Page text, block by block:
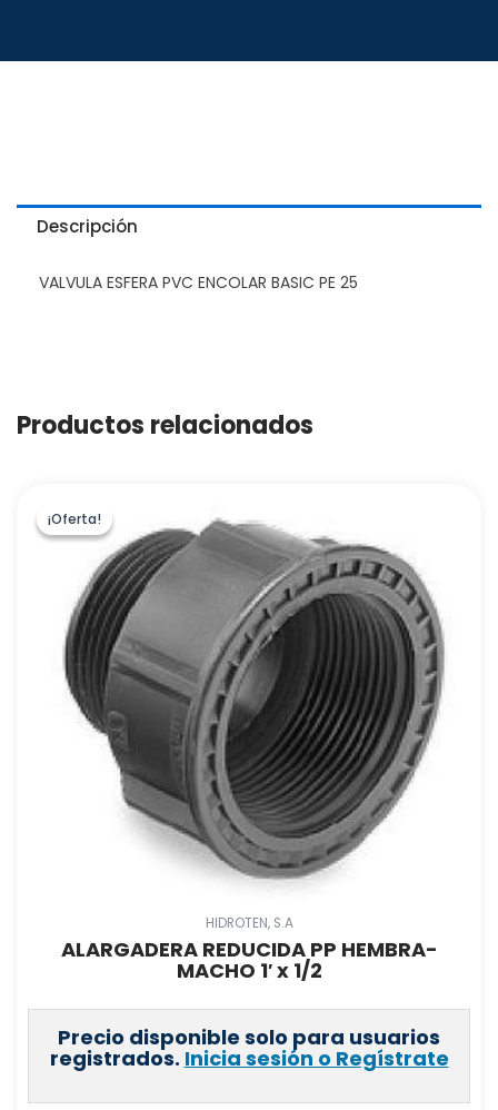
Descripción
VALVULA ESFERA PVC ENCOLAR BASIC PE 25
Productos relacionados
¡Oferta!
¡Oferta!
HIDROTEN, S.A
ALARGADERA REDUCIDA PP HEMBRA-
MACHO 1′ x 1/2
Precio disponible solo para usuarios
registrados. Inicia sesión o Regístrate